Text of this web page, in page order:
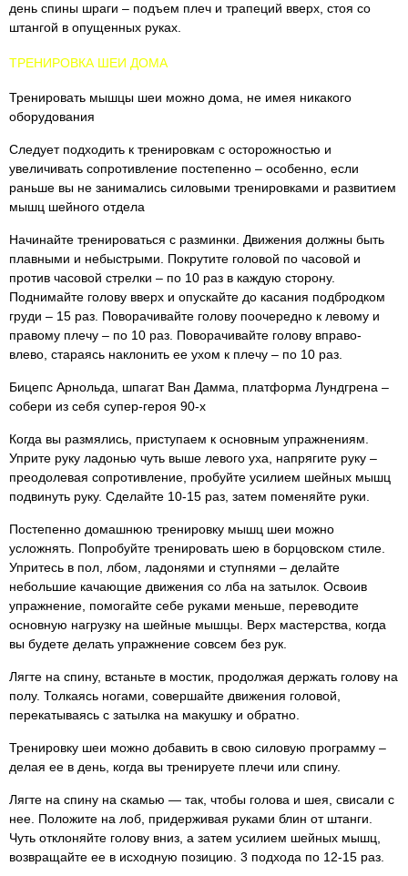
день спины шраги – подъем плеч и трапеций вверх, стоя со
штангой в опущенных руках.
ТРЕНИРОВКА ШЕИ ДОМА
Тренировать мышцы шеи можно дома, не имея никакого
оборудования
Следует подходить к тренировкам с осторожностью и
увеличивать сопротивление постепенно – особенно, если
раньше вы не занимались силовыми тренировками и развитием
мышц шейного отдела
Начинайте тренироваться с разминки. Движения должны быть
плавными и небыстрыми. Покрутите головой по часовой и
против часовой стрелки – по 10 раз в каждую сторону.
Поднимайте голову вверх и опускайте до касания подбродком
груди – 15 раз. Поворачивайте голову поочередно к левому и
правому плечу – по 10 раз. Поворачивайте голову вправо-
влево, стараясь наклонить ее ухом к плечу – по 10 раз.
Бицепс Арнольда, шпагат Ван Дамма, платформа Лундгрена –
собери из себя супер-героя 90-х
Когда вы размялись, приступаем к основным упражнениям.
Уприте руку ладонью чуть выше левого уха, напрягите руку –
преодолевая сопротивление, пробуйте усилием шейных мышц
подвинуть руку. Сделайте 10-15 раз, затем поменяйте руки.
Постепенно домашнюю тренировку мышц шеи можно
усложнять. Попробуйте тренировать шею в борцовском стиле.
Упритесь в пол, лбом, ладонями и ступнями – делайте
небольшие качающие движения со лба на затылок. Освоив
упражнение, помогайте себе руками меньше, переводите
основную нагрузку на шейные мышцы. Верх мастерства, когда
вы будете делать упражнение совсем без рук.
Лягте на спину, встаньте в мостик, продолжая держать голову на
полу. Толкаясь ногами, совершайте движения головой,
перекатываясь с затылка на макушку и обратно.
Тренировку шеи можно добавить в свою силовую программу –
делая ее в день, когда вы тренируете плечи или спину.
Лягте на спину на скамью — так, чтобы голова и шея, свисали с
нее. Положите на лоб, придерживая руками блин от штанги.
Чуть отклоняйте голову вниз, а затем усилием шейных мышц,
возвращайте ее в исходную позицию. 3 подхода по 12-15 раз.